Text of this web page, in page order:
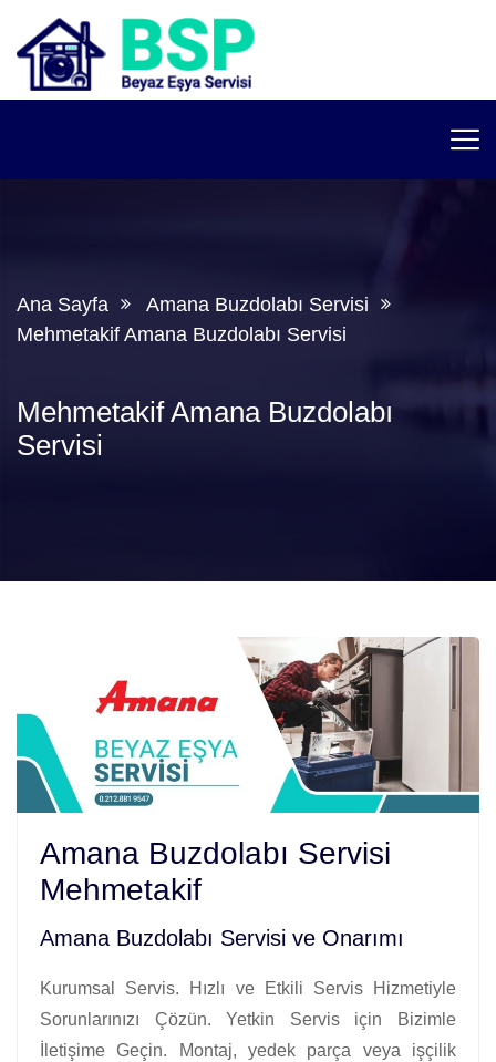
Ana Sayfa
Amana Buzdolabı Servisi
Mehmetakif Amana Buzdolabı Servisi
Mehmetakif Amana Buzdolabı
Servisi
Amana Buzdolabı Servisi
Mehmetakif
Amana Buzdolabı Servisi ve Onarımı
Kurumsal Servis. Hızlı ve Etkili Servis Hizmetiyle
Sorunlarınızı Çözün. Yetkin Servis için Bizimle
İletişime Geçin. Montaj, yedek parça veya işçilik